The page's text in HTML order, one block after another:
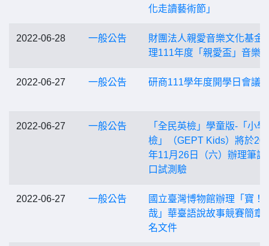
化走讀藝術節」
2022-06-28 一般公告
財團法人親愛音樂文化基金
理111年度「親愛盃」音樂
2022-06-27 一般公告 研商111學年度開學日會議
2022-06-27 一般公告
「全民英檢」學童版-「小學
檢」（GEPT Kids）將於
年11月26日（六）辦理筆試
口試測驗
2022-06-27 一般公告
國立臺灣博物館辦理「寶！
哉」華臺語說故事競賽簡章
名文件